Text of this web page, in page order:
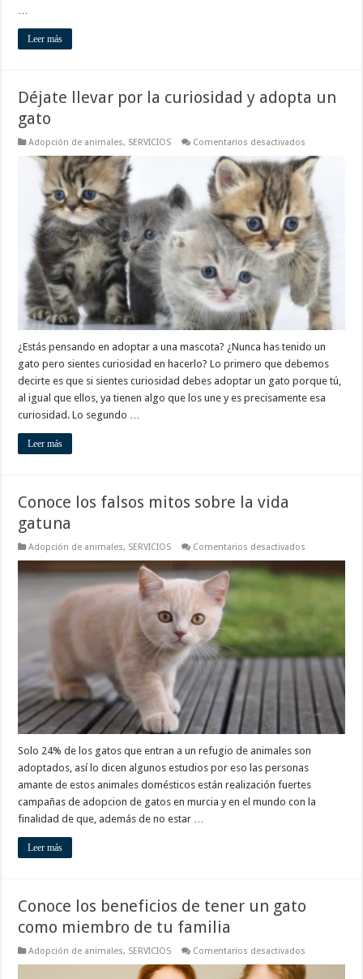
Leer más
Déjate llevar por la curiosidad y adopta un
gato
Adopción de animales, SERVICIOS Comentarios desactivados
llevar
por
la
curiosidad
adopta
un
gato
¿Estás pensando en adoptar a una mascota? ¿Nunca has tenido un
gato pero sientes curiosidad en hacerlo? Lo primero que debemos
decirte es que si sientes curiosidad debes adoptar un gato porque tú,
al igual que ellos, ya tienen algo que los une y es precisamente esa
curiosidad. Lo segundo …
Leer más
Conoce los falsos mitos sobre la vida
gatuna
Adopción de animales, SERVICIOS Comentarios desactivados
falsos
mitos
Solo 24% de los gatos que entran a un refugio de animales son
adoptados, así lo dicen algunos estudios por eso las personas
amante de estos animales domésticos están realización fuertes
campañas de adopcion de gatos en murcia y en el mundo con la
finalidad de que, además de no estar …
Leer más
Conoce los beneficios de tener un gato
como miembro de tu familia
Adopción de animales, SERVICIOS Comentarios desactivados
los